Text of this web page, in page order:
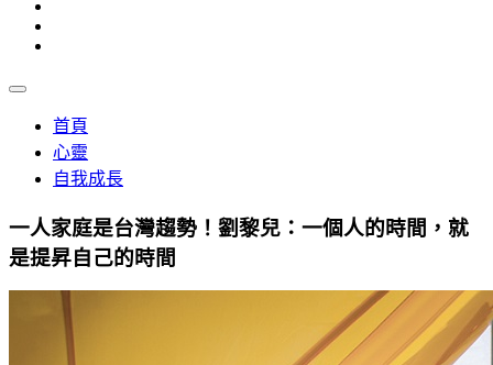
首頁
心靈
自我成長
一人家庭是台灣趨勢！劉黎兒：一個人的時間，就
是提昇自己的時間